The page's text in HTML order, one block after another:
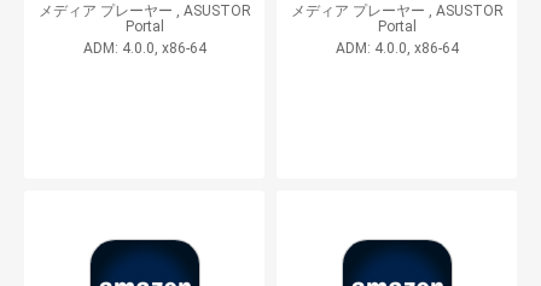
メディア プレーヤー , ASUSTOR
Portal
ADM: 4.0.0, x86-64
メディア プレーヤー , ASUSTOR
Portal
ADM: 4.0.0, x86-64